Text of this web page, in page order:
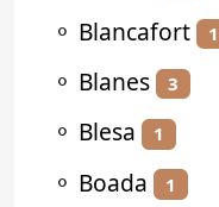
⚬ Blancafort 1
⚬ Blanes 3
⚬ Blesa 1
⚬ Boada 1